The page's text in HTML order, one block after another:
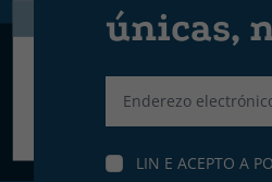
únicas,
LIN E ACEPTO A